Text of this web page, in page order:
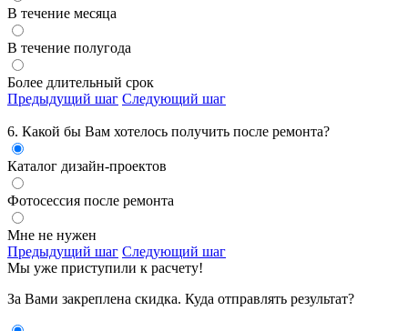
В течение месяца
В течение полугода
Более длительный срок
Предыдущий шаг Следующий шаг
6. Какой бы Вам хотелось получить после ремонта?
Каталог дизайн-проектов
Фотосессия после ремонта
Мне не нужен
Предыдущий шаг Следующий шаг
Мы уже приступили к расчету!
За Вами закреплена скидка. Куда отправлять результат?